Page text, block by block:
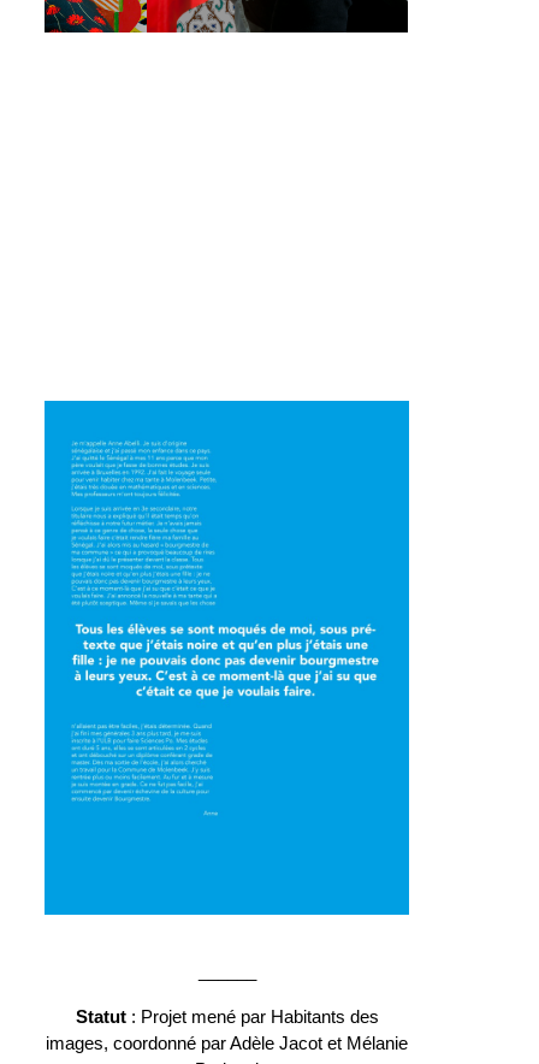
Statut: Projet mené par Habitants des
images, coordonné par Adèle Jacot et Mélanie